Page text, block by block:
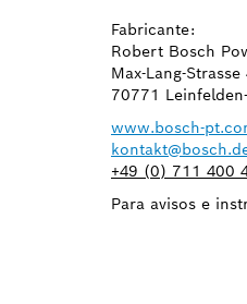
Fabricante:
Robert Bosch
Max-Lang-Strasse
70771
www.bosch-
+49 (0) 711 400
Para avisos e